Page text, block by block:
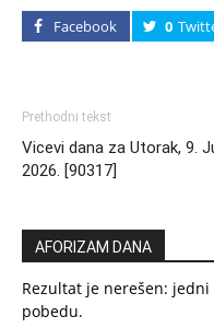
Facebook 0
Prethodni tekst
Vicevi dana za Utorak, 9.
2026. [90317]
AFORIZAM DANA
Rezultat je nerešen:
pobedu.